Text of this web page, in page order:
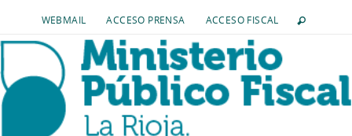
WEBMAIL ACCESO PRENSA ACCESO FISCAL